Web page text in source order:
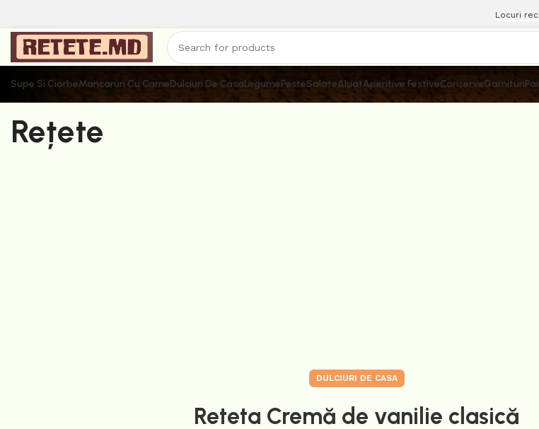
Locuri
Supe Si CiorbeMancaruri Cu CarneDulciuri De CasaLegumePesteSalateAluatAperitive FestiveConserveGarnituri
Rețete
DULCIURI DE CASA
Reteta Cremă de vanilie clasică